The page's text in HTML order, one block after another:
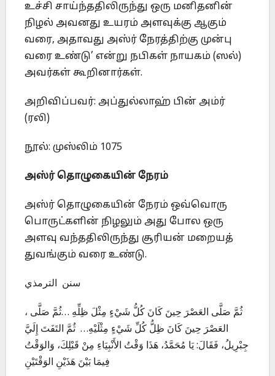
உச்சி சாய்ந்ததிலிருந்து ஒரு மனிதனின்
நிழல் அவனது உயரம் அளவுக்கு ஆகும்
வரை, அதாவது அஸ்ர் நேரத்திற்கு முன்பு
வரை உண்டு’ என்று நபிகள் நாயகம் (ஸல்)
அவர்கள் கூறினார்கள்.
அறிவிப்பவர்: அப்துல்லாஹ் பின் அம்ர்
(ரலி)
நூல்: முஸ்லிம் 1075
அஸ்ர் தொழுகையின் நேரம்
அஸ்ர் தொழுகையின் நேரம் ஒவ்வொரு
பொருட்களின் நிழலும் அது போல ஒரு
அளவு வந்ததிலிருந்து சூரியன் மறையத்
துவங்கும் வரை உண்டு.
سنن الترمذي
، ثُمَّ صَلَّى العَصْرَ حِينَ كَانَ كُلُّ شَيْءٍ مِثْلَ ظِلِّهِ …ثُمَّ صَلَّى
العَصْرَ حِينَ كَانَ ظِلُّ كُلِّ شَيْءٍ مِثْلَيْهِ… ثُمَّ التَفَتَ إِلَيَّ
جِبْرِيلُ، فَقَالَ: يَا مُحَمَّدُ، هَذَا وَقْتُ الأَنْبِيَاءِ مِنْ قَبْلِكَ، وَالوَقْتُ
فِيمَا بَيْنَ هَذَيْنِ الوَقْتَيْنِ